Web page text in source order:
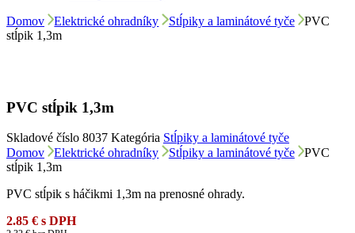
Domov Elektrické ohradníky Stĺpiky a laminátové tyče
PVC
stĺpik 1,3m
PVC stĺpik 1,3m
Skladové číslo 8037 Kategória Stĺpiky a laminátové tyče
Domov
Elektrické ohradníky Stĺpiky a laminátové tyče
PVC
stĺpik 1,3m
PVC stĺpik s háčikmi 1,3m na prenosné ohrady.
2.85 € s DPH